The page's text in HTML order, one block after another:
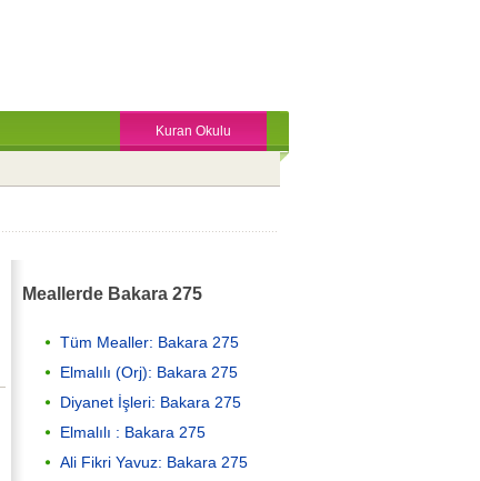
Kuran Okulu
Meallerde Bakara 275
Tüm Mealler: Bakara 275
Elmalılı (Orj): Bakara 275
Diyanet İşleri: Bakara 275
Elmalılı : Bakara 275
Ali Fikri Yavuz: Bakara 275